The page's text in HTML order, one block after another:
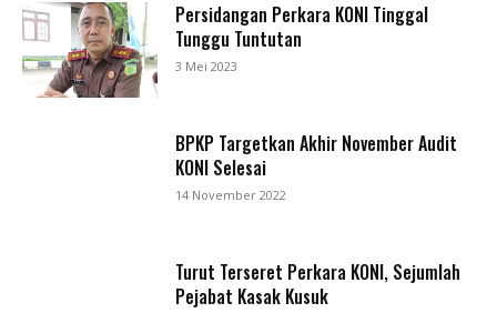
Persidangan Perkara KONI Tinggal
Tunggu Tuntutan
3 Mei 2023
BPKP Targetkan Akhir November Audit
KONI Selesai
14 November 2022
Turut Terseret Perkara KONI, Sejumlah
Pejabat Kasak Kusuk